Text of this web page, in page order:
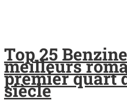
Top 25
meilleurs
premier quart
siècle